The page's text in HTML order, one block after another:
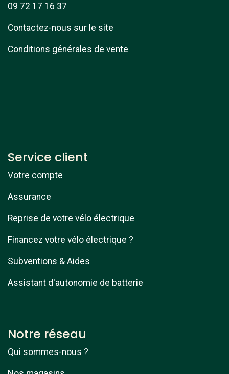
09 72 17 16 37
Contactez-nous sur le site
Conditions générales de vente
Service client
Votre compte
Assurance
Reprise de votre vélo électrique
Financez votre vélo électrique ?
Subventions & Aides
Assistant d'autonomie de batterie
Notre réseau
Qui sommes-nous ?